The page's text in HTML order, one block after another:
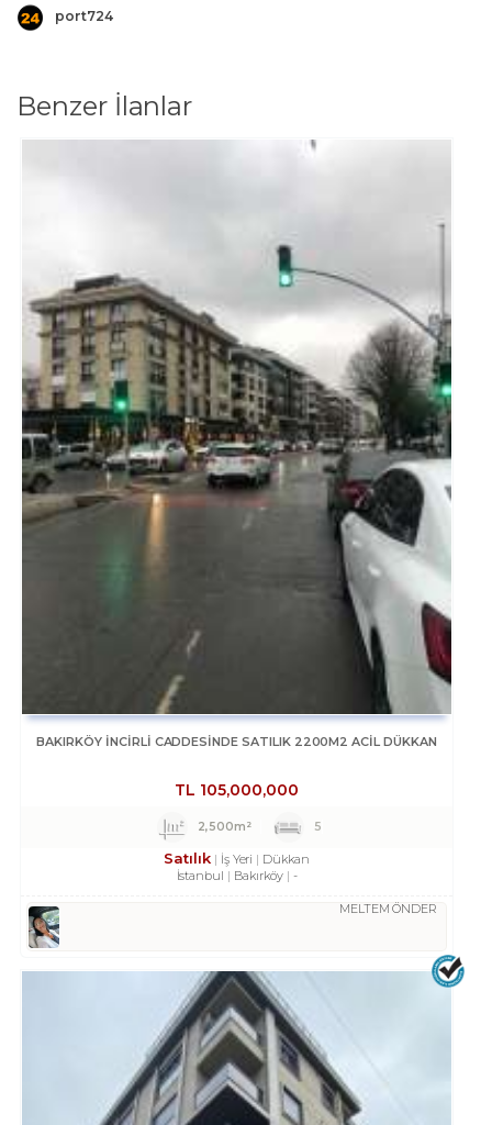
port724
Benzer İlanlar
BAKIRKÖY İNCİRLİ CADDESINDE SATILIK 2200M2 ACİL DÜKKAN
TL 105,000,000
2,500m² 5
Satılık İş Yeri
Dükkan
İstanbul
Bakırköy -
MELTEM ÖNDER